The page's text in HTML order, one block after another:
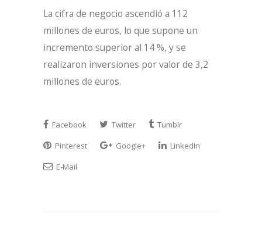
La cifra de negocio ascendió a 112
millones de euros, lo que supone un
incremento superior al 14 %, y se
realizaron inversiones por valor de 3,2
millones de euros.
Facebook Twitter
Tumblr
Pinterest
Google+
LinkedIn
E-Mail